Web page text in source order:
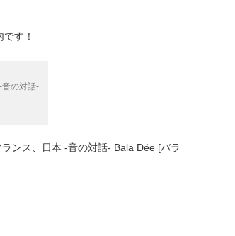
す！
の対話-
ンス、日本 -音の対話- Bala Dée [バラ